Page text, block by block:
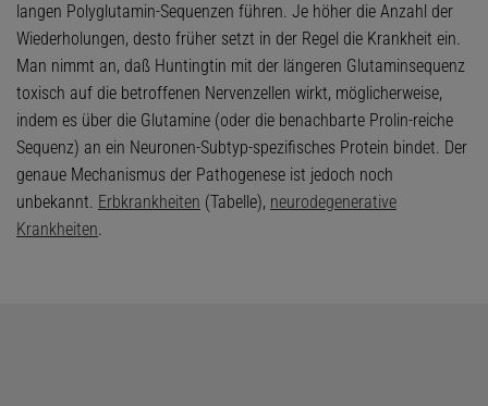
langen Polyglutamin-Sequenzen führen. Je höher die Anzahl der
Wiederholungen, desto früher setzt in der Regel die Krankheit ein.
Man nimmt an, daß Huntingtin mit der längeren Glutaminsequenz
toxisch auf die betroffenen Nervenzellen wirkt, möglicherweise,
indem es über die Glutamine (oder die benachbarte Prolin-reiche
Sequenz) an ein Neuronen-Subtyp-spezifisches Protein bindet. Der
genaue Mechanismus der Pathogenese ist jedoch noch
unbekannt. Erbkrankheiten (Tabelle), neurodegenerative
Krankheiten.